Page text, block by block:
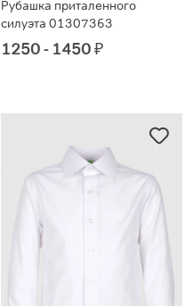
Рубашка приталенного
силуэта 01307363
1250 - 1450₽